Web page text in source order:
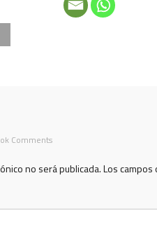
Comments
no será publicada.Los